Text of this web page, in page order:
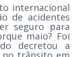
internacional
de acidentes
seguro para
maio? Foi
decretou a